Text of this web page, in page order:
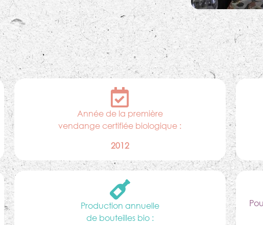
Année de la première
vendange certifiée biologique :
2012
Production annuelle
de bouteilles bio :